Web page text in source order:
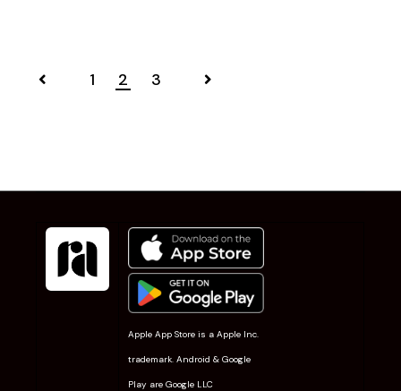
1 2 3
Apple App Store is a Apple Inc.
trademark. Android & Google
Play are Google LLC